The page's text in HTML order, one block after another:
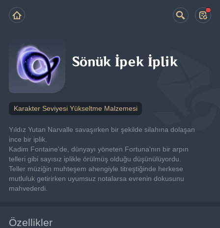
Sönük İpek İplik
Karakter Seviyesi Yükseltme Malzemesi
Yıldız Yutan Narvalle savaşırken bir şekilde silahına dolaşan
ince bir iplik.
Kadim Fontaine'de, dünyayı yöneten Fortuna'nın bir arpın
telleri gibi sayısız iplikle örülmüş olduğu düşünülüyordu.
Teller müziğin muhteşem ahengiyle titreştiğinde herkese
mutluluk getirirken uyumsuz notalarsa evrenin dokusunu
mahvederdi.
Özellikler